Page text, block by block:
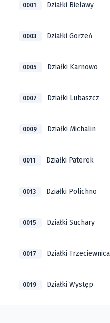
0001 Działki Bielawy
0003 Działki Gorzeń
0005 Działki Karnowo
0007 Działki Lubaszcz
0009 Działki Michalin
0011 Działki Paterek
0013 Działki Polichno
0015 Działki Suchary
0017 Działki Trzeciewnica
0019 Działki Występ